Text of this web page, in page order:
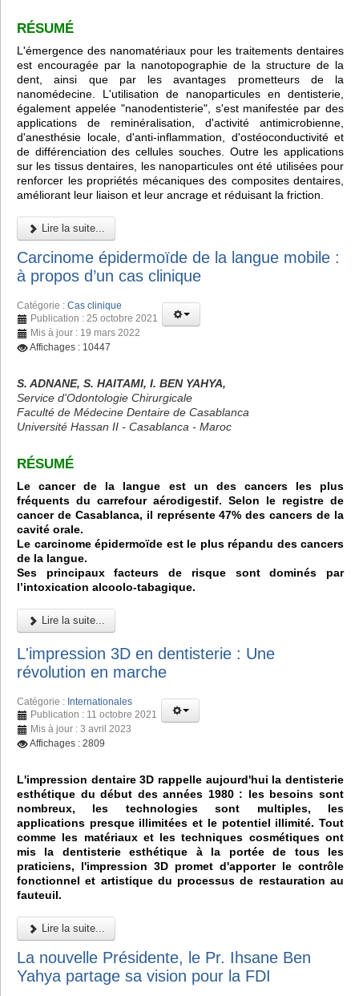
RÉSUMÉ
L'émergence des nanomatériaux pour les traitements dentaires
est encouragée par la nanotopographie de la structure de la
dent, ainsi que par les avantages prometteurs de la
nanomédecine. L'utilisation de nanoparticules en dentisterie,
également appelée "nanodentisterie", s'est manifestée par des
applications de reminéralisation, d'activité antimicrobienne,
d'anesthésie locale, d'anti-inflammation, d'ostéoconductivité et
de différenciation des cellules souches. Outre les applications
sur les tissus dentaires, les nanoparticules ont été utilisées pour
renforcer les propriétés mécaniques des composites dentaires,
améliorant leur liaison et leur ancrage et réduisant la friction.
Lire la suite...
Carcinome épidermoïde de la langue mobile :
à propos d’un cas clinique
Catégorie : Cas clinique
Publication : 25 octobre 2021
Mis à jour : 19 mars 2022
Affichages : 10447
S. ADNANE, S. HAITAMI, I. BEN YAHYA,
Service d'Odontologie Chirurgicale
Faculté de Médecine Dentaire de Casablanca
Université Hassan II - Casablanca - Maroc
RÉSUMÉ
Le cancer de la langue est un des cancers les plus
fréquents du carrefour aérodigestif. Selon le registre de
cancer de Casablanca, il représente 47% des cancers de la
cavité orale.
Le carcinome épidermoïde est le plus répandu des cancers
de la langue.
Ses principaux facteurs de risque sont dominés par
l’intoxication alcoolo-tabagique.
Lire la suite...
L'impression 3D en dentisterie : Une
révolution en marche
Catégorie : Internationales
Publication : 11 octobre 2021
Mis à jour : 3 avril 2023
Affichages : 2809
L'impression dentaire 3D rappelle aujourd'hui la dentisterie
esthétique du début des années 1980 : les besoins sont
nombreux, les technologies sont multiples, les
applications presque illimitées et le potentiel illimité. Tout
comme les matériaux et les techniques cosmétiques ont
mis la dentisterie esthétique à la portée de tous les
praticiens, l'impression 3D promet d'apporter le contrôle
fonctionnel et artistique du processus de restauration au
fauteuil.
Lire la suite...
La nouvelle Présidente, le Pr. Ihsane Ben
Yahya partage sa vision pour la FDI